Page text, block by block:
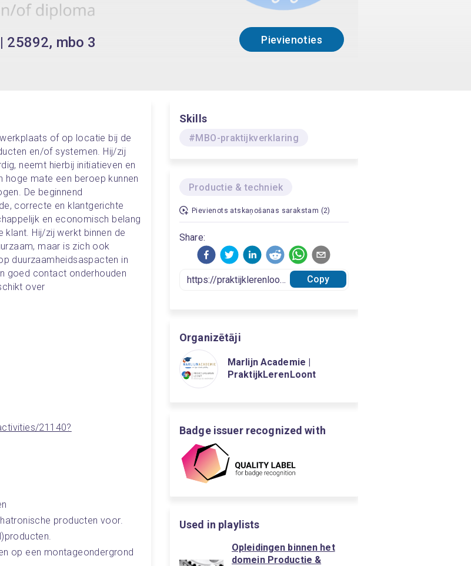
25892, mbo 3 Pievienoties
of op locatie bij de
en/of systemen. Hij/zij
neemt hierbij initiatieven en
hoge mate een beroep kunnen
De beginnend
correcte en klantgerichte
en economisch belang
klant. Hij/zij werkt binnen de
maar is zich ook
duurzaamheidsaspacten in
goed contact onderhouden
over
21140?
producten voor.
op een montageondergrond
Skills
#MBO-praktijkverklaring
Productie & techniek
Pievienots atskaņošanas sarakstam (2)
Share:
Copy
Organizētāji
Marlijn Academie |
PraktijkLerenLoont
Badge issuer recognized with
Used in playlists
Opleidingen binnen het
domein Productie &